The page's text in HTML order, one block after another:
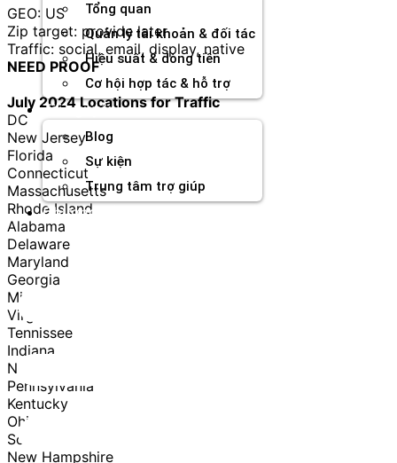
Tổng quan
Quản lý tài khoản & đối tác
Hiệu suất & dòng tiền
Cơ hội hợp tác & hỗ trợ
Tài nguyên
Blog
Sự kiện
Trung tâm trợ giúp
Chương Trình Creator
GEO: US
Zip target: provide later
Traffic: social, email, display, native
NEED PROOF
July 2024 Locations for Traffic
DC
New Jersey
Florida
Connecticut
Massachusetts
Rhode Island
Alabama
Delaware
Maryland
Georgia
Michigan
Virginia
Tennissee
Indiana
New York
Pennsylvania
Kentucky
Ohio
South Carolina
New Hampshire